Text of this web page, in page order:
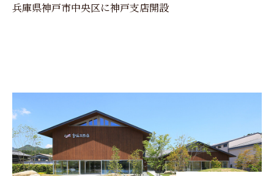
兵庫県神戸市中央区に神戸支店開設